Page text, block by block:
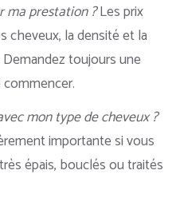
ma prestation ?Les prix
cheveux, la densité et la
toujours une
mon type de cheveux ?
importante si vous
épais, bouclés ou traités